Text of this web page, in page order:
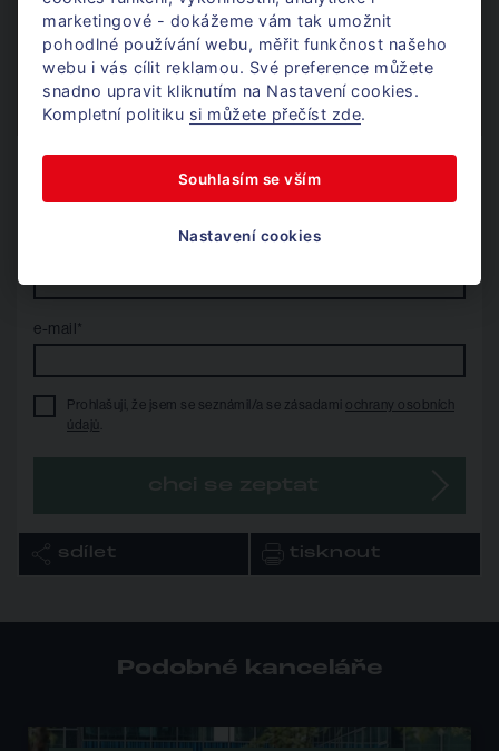
+420 724 405 366
Po - Pá / 8 - 17h
jan@donajmu.cz
Nechte mi na vás kontakt
a já se vám ozvu.
e-mail*
Prohlašuji, že jsem se seznámil/a se zásadami ochrany osobních
údajů
sdílet tisknout
Podobné kanceláře
marketingové - dokážeme vám tak umožnit
pohodlné používání webu, měřit funkčnost našeho
webu i vás cílit reklamou. Své preference můžete
snadno upravit kliknutím na Nastavení cookies.
Kompletní politiku si můžete přečíst zde.
Souhlasím se vším
Nastavení cookies